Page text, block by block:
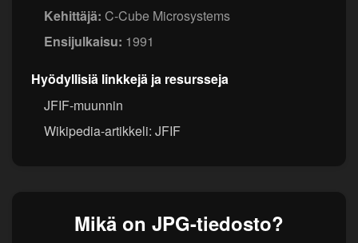
Kehittäjä: C-Cube Microsystems
Ensijulkaisu: 1991
Hyödyllisiä linkkejä ja resursseja
JFIF-muunnin
Wikipedia-artikkeli: JFIF
Mikä on JPG-tiedosto?